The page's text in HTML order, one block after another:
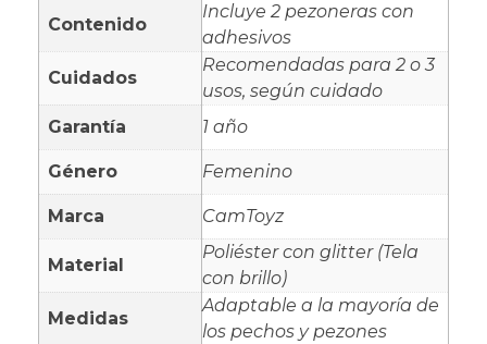
Contenido
Incluye 2 pezoneras con
adhesivos
Cuidados
Recomendadas para 2 o 3
usos, según cuidado
Garantía
1 año
Género Femenino
Marca CamToyz
Material
Poliéster con glitter (Tela
con brillo)
Medidas
Adaptable a la mayoría de
los pechos y pezones